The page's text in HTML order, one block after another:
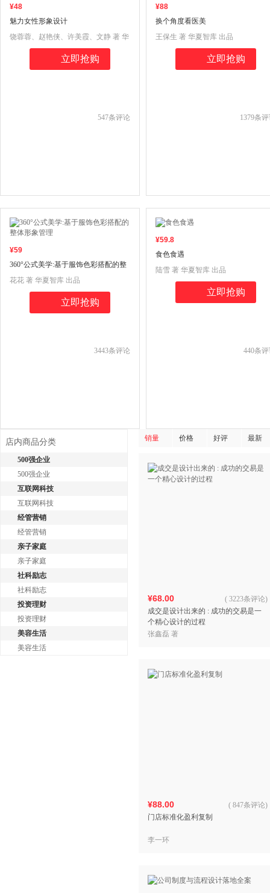
¥48
魅力女性形象设计
547条评论
饶蓉蓉、赵艳侠、许美霞、文静 著 华
夏智库 出品
立即抢购
¥88
换个角度看医美
1379条
王保生 著 华夏智库 出品
立即抢购
¥59
360°公式美学:基于服饰色彩搭配的整
体形象管理
3443条评论
花花 著 华夏智库 出品
立即抢购
¥59.8
食色食遇
440条
陆雪 著 华夏智库 出品
立即抢购
店内商品分类
500强企业
500强企业
互联网科技
互联网科技
经管营销
经管营销
亲子家庭
亲子家庭
社科励志
社科励志
投资理财
投资理财
美容生活
美容生活
销量 价格 好评 最新
¥68.00
成交是设计出来的 : 成功的交易是一
个精心设计的过程
( 3223条评论)
张鑫磊 著
¥88.00
门店标准化盈利复制
( 847条评论)
李一环